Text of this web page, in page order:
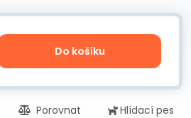
Do košíku
Porovnat Hlídací pes